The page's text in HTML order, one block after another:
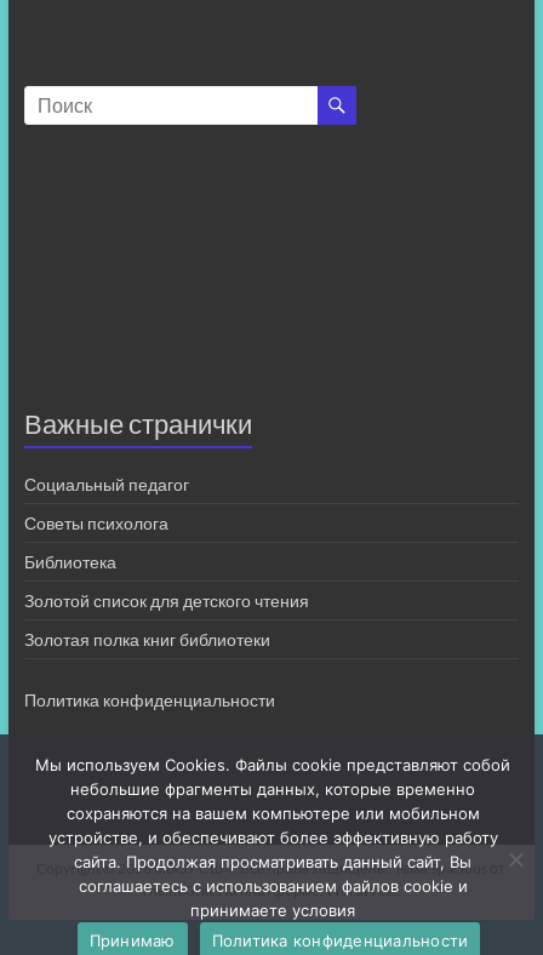
Важные странички
Социальный педагог
Советы психолога
Библиотека
Золотой список для детского чтения
Золотая полка книг библиотеки
Политика конфиденциальности
Copyright © 2026МБОУ СШ 4. Все права защищены. ТемаSpacious
ThemeGrill. На платформе:WordPress.
Мы используем Cookies. Файлы cookie представляют собой
небольшие фрагменты данных, которые временно
сохраняются на вашем компьютере или мобильном
устройстве, и обеспечивают более эффективную работу
сайта. Продолжая просматривать данный сайт, Вы
соглашаетесь с использованием файлов cookie и
принимаете условия
Принимаю
Политика конфиденциальности